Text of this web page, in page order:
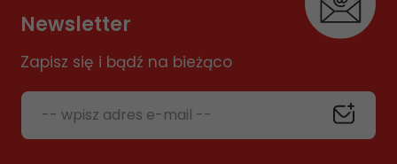
Newsletter
Zapisz się i bądź na bieżąco
-- wpisz adres e-mail --